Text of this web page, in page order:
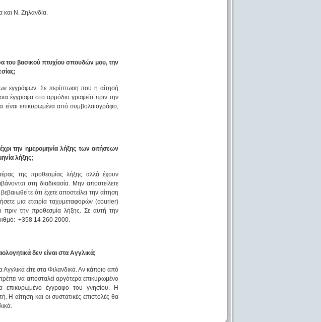
και Ν. Ζηλανδία.
του βασικού πτυχίου σπουδών μου, την
εγγράφων. Σε περίπτωση που η αίτησή
έγγραφα στο αρμόδιο γραφείο πριν την
επικυρωμένα από συμβολαιογράφο,
την ημερομηνία λήξης των αιτήσεων
λήξης;
της προθεσμίας λήξης αλλά έχουν
στη διαδικασία. Μην αποστείλετε
ότι έχετε αποστείλει την αίτηση
μια εταιρία ταχυμεταφορών (courier)
πριν την προθεσμία λήξης. Σε αυτή την
+358 14 260 2000.
δεν είναι στα Αγγλικά;
Αγγλικά είτε στα Φιλανδικά. Αν κάποιο από
να αποσταλεί αργότερα επικυρωμένο
επικυρωμένο έγγραφο του γνησίου. Η
Η αίτηση και οι συστατικές επιστολές θα